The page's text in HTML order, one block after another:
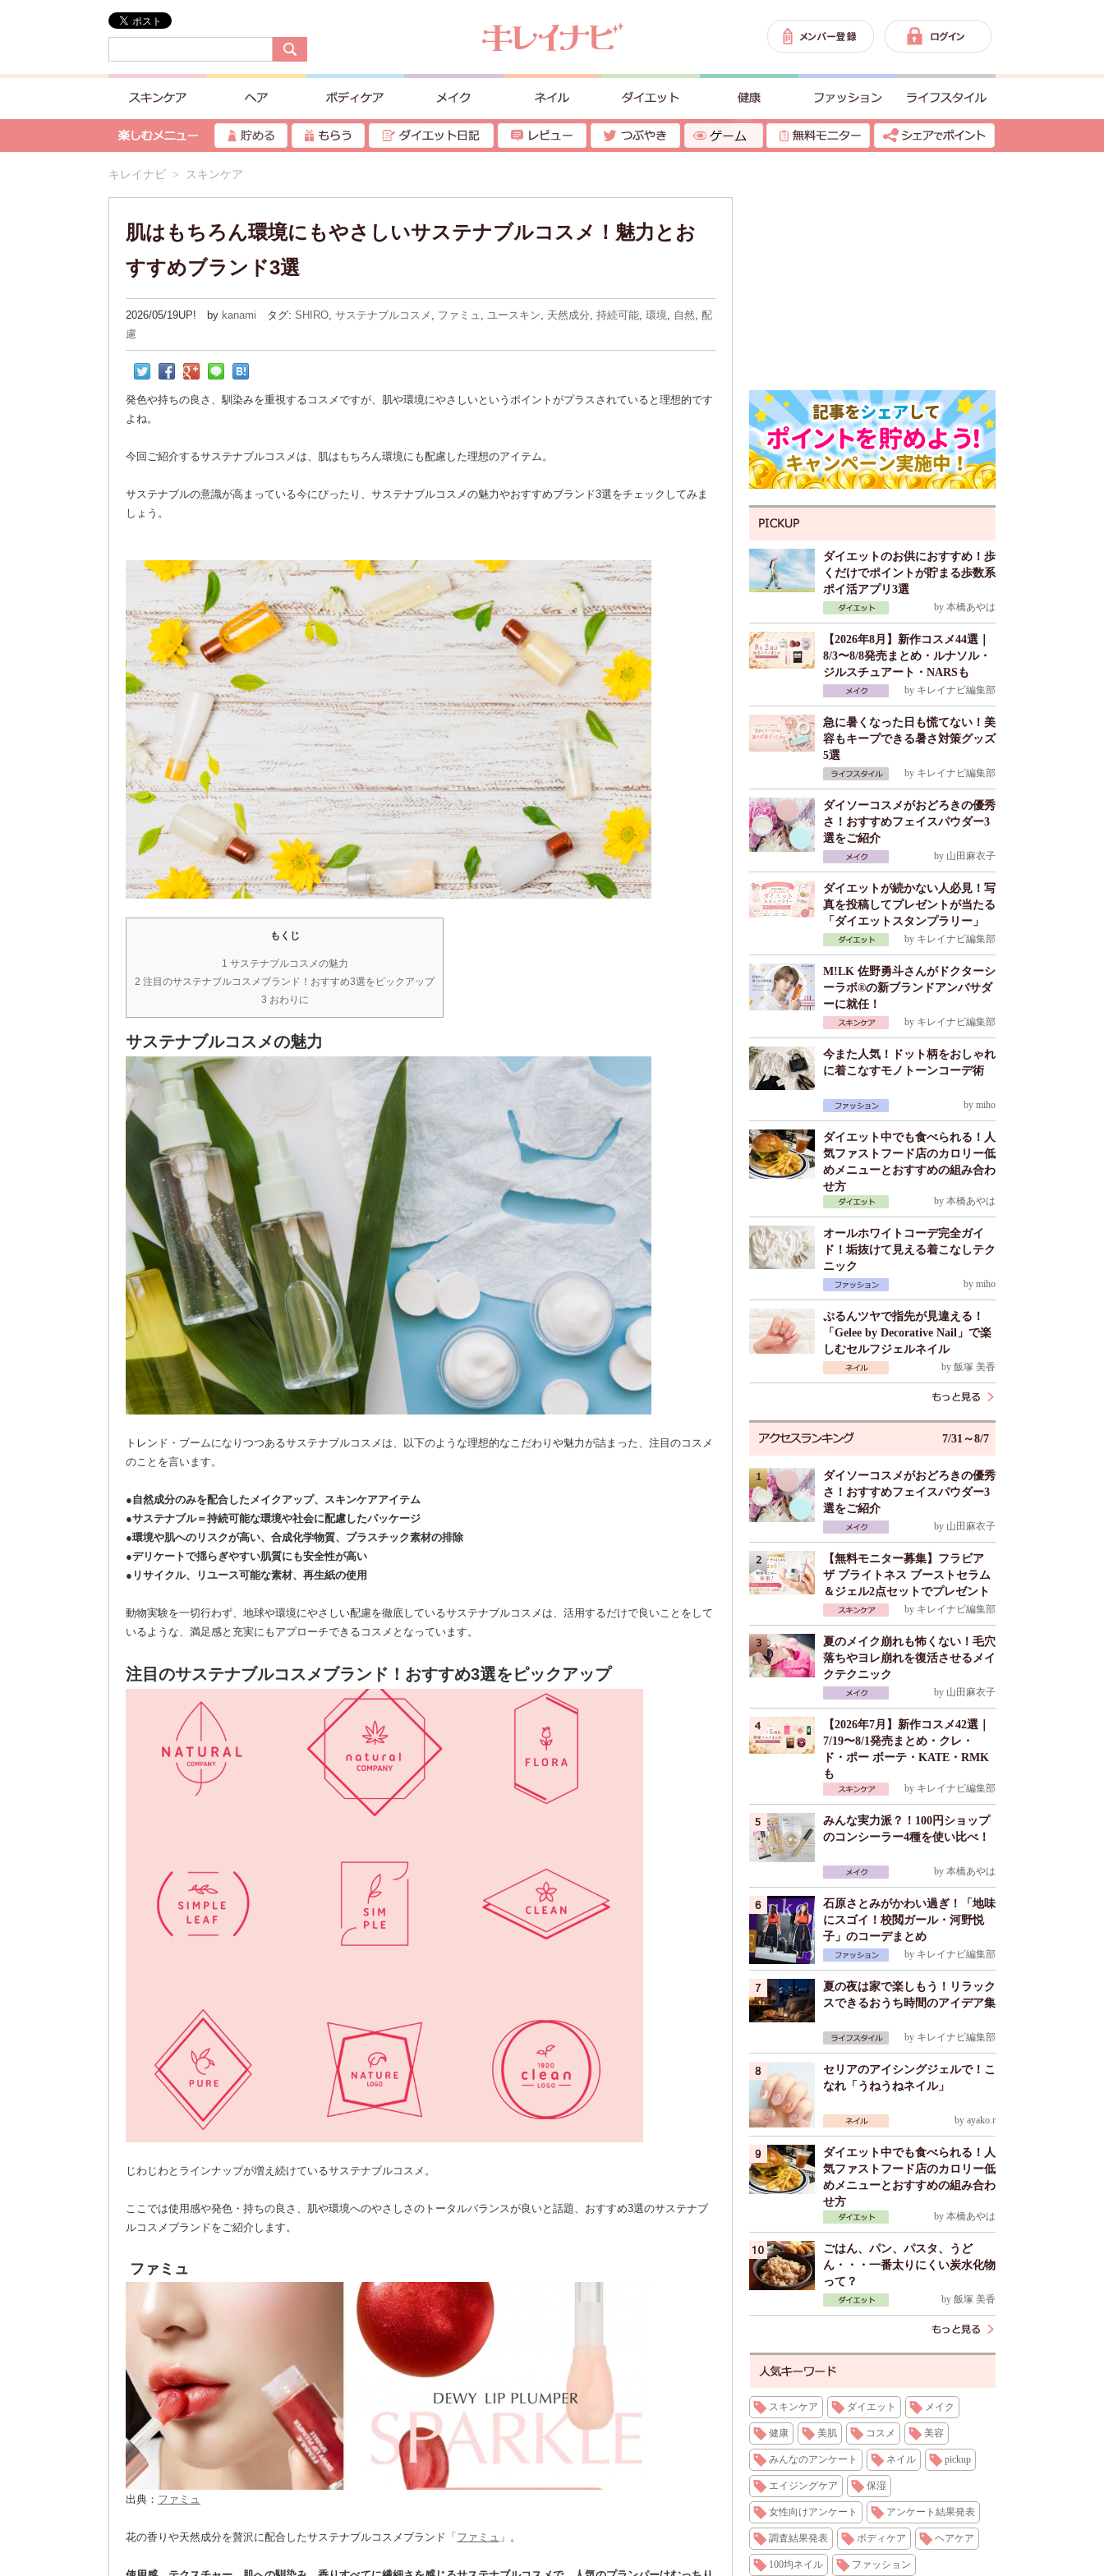
キレイナビ > スキンケア
肌はもちろん環境にもやさしいサステナブルコスメ！魅力とお
すすめブランド3選
2026/05/19UP! by kanami タグ: SHIRO, サステナブルコスメ , ファミュ , ユースキン, 天然成分, 持続可能, 環境, 自然, 配
慮
発色や持ちの良さ、馴染みを重視するコスメですが、肌や環境にやさしいというポイントがプラスされていると理想的です
よね。
今回ご紹介するサステナブルコスメは、肌はもちろん環境にも配慮した理想のアイテム。
サステナブルの意識が高まっている今にぴったり、サステナブルコスメの魅力やおすすめブランド3選をチェックしてみま
しょう。
もくじ
1 サステナブルコスメの魅力
2 注目のサステナブルコスメブランド！おすすめ3選をピックアップ
3 おわりに
サステナブルコスメの魅力
トレンド・ブームになりつつあるサステナブルコスメは、以下のような理想的なこだわりや魅力が詰まった、注目のコスメ
のことを言います。
●自然成分のみを配合したメイクアップ、スキンケアアイテム
●サステナブル＝持続可能な環境や社会に配慮したパッケージ
●環境や肌へのリスクが高い、合成化学物質、プラスチック素材の排除
●デリケートで揺らぎやすい肌質にも安全性が高い
●リサイクル、リユース可能な素材、再生紙の使用
動物実験を一切行わず、地球や環境にやさしい配慮を徹底しているサステナブルコスメは、活用するだけで良いことをして
いるような、満足感と充実にもアプローチできるコスメとなっています。
注目のサステナブルコスメブランド！おすすめ3選をピックアップ
じわじわとラインナップが増え続けているサステナブルコスメ。
ここでは使用感や発色・持ちの良さ、肌や環境へのやさしさのトータルバランスが良いと話題、おすすめ3選のサステナブ
ルコスメブランドをご紹介します。
ファミュ
出典： ファミュ
花の香りや天然成分を贅沢に配合したサステナブルコスメブランド「 ファミュ 」。
ダイエットのお供におすすめ！歩
くだけでポイントが貯まる歩数系
ポイ活アプリ3選
by 本橋あやは
【2026年8月】新作コスメ44選｜
8/3〜8/8発売まとめ・ルナソル・
ジルスチュアート・NARSも
by キレイナビ編集部
急に暑くなった日も慌てない！美
容もキープできる暑さ対策グッズ
5選
by キレイナビ編集部
ダイソーコスメがおどろきの優秀
さ！おすすめフェイスパウダー3
選をご紹介
by 山田麻衣子
ダイエットが続かない人必見！写
真を投稿してプレゼントが当たる
「ダイエットスタンプラリー」
by キレイナビ編集部
M!LK 佐野勇斗さんがドクターシ
ーラボ®の新ブランドアンバサダ
ーに就任！
by キレイナビ編集部
今また人気！ドット柄をおしゃれ
に着こなすモノトーンコーデ術
by miho
ダイエット中でも食べられる！人
気ファストフード店のカロリー低
めメニューとおすすめの組み合わ
せ方
by 本橋あやは
オールホワイトコーデ完全ガイ
ド！垢抜けて見える着こなしテク
ニック
by miho
ぷるんツヤで指先が見違える！
「Gelee by Decorative Nail」で楽
しむセルフジェルネイル
by 飯塚 美香
7/31～8/7
ダイソーコスメがおどろきの優秀
さ！おすすめフェイスパウダー3
選をご紹介
by 山田麻衣子
【無料モニター募集】フラビア
ザ ブライトネス ブーストセラム
＆ジェル2点セットでプレゼント
by キレイナビ編集部
夏のメイク崩れも怖くない！毛穴
落ちやヨレ崩れを復活させるメイ
クテクニック
by 山田麻衣子
【2026年7月】新作コスメ42選｜
7/19〜8/1発売まとめ・クレ・
ド・ポー ボーテ・KATE・RMK
も
by キレイナビ編集部
みんな実力派？！100円ショップ
のコンシーラー4種を使い比べ！
by 本橋あやは
石原さとみがかわい過ぎ！「地味
にスゴイ！校閲ガール・河野悦
子」のコーデまとめ
by キレイナビ編集部
夏の夜は家で楽しもう！リラック
スできるおうち時間のアイデア集
by キレイナビ編集部
セリアのアイシングジェルで！こ
なれ「うねうねネイル」
by ayako.r
ダイエット中でも食べられる！人
気ファストフード店のカロリー低
めメニューとおすすめの組み合わ
せ方
by 本橋あやは
ごはん、パン、パスタ、うど
ん・・・一番太りにくい炭水化物
って？
by 飯塚 美香
スキンケア ダイエット メイク
健康 美肌 コスメ 美容
みんなのアンケート ネイル pickup
エイジングケア 保湿
女性向けアンケート アンケート結果発表
調査結果発表 ボディケア ヘアケア
100均ネイル ファッション